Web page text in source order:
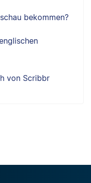
bekommen?
von Scribbr